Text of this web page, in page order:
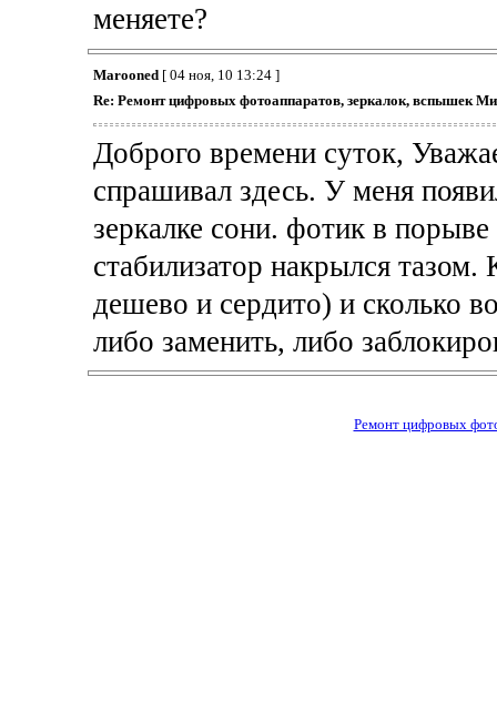
меняете?
Marooned[ 04 ноя, 10 13:24 ]
Re: Ремонт цифровых фотоаппаратов, зеркалок, вспышек
Доброго времени суток,
спрашивал здесь. У меня
зеркалке сони. фотик в
стабилизатор накрылся
дешево и сердито) и сколько
либо заменить, либо
Ремонт цифровых